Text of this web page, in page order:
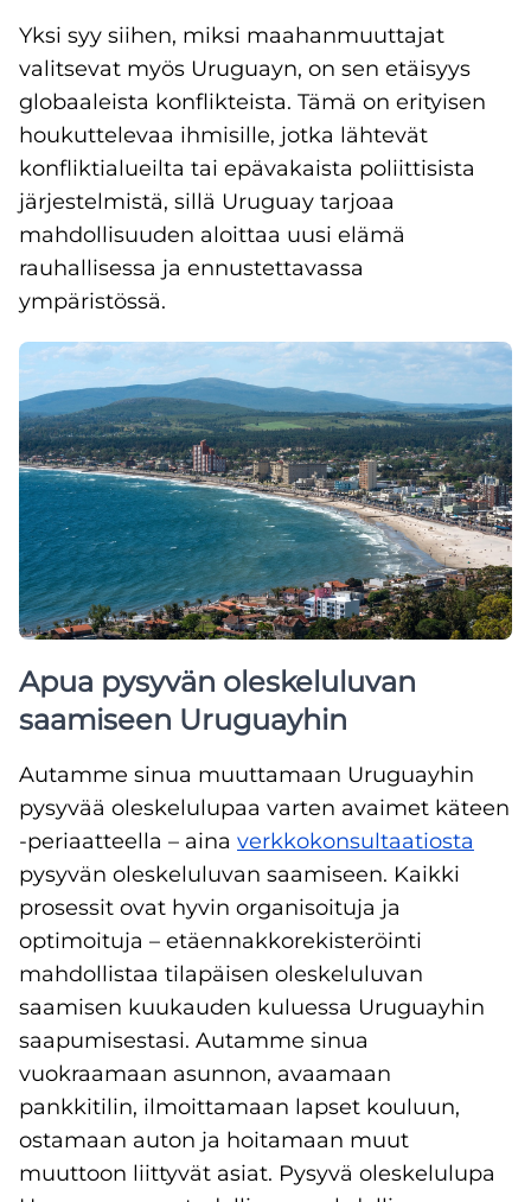
Yksi syy siihen, miksi maahanmuuttajat
valitsevat myös Uruguayn, on sen etäisyys
globaaleista konflikteista. Tämä on erityisen
houkuttelevaa ihmisille, jotka lähtevät
konfliktialueilta tai epävakaista poliittisista
järjestelmistä, sillä Uruguay tarjoaa
mahdollisuuden aloittaa uusi elämä
rauhallisessa ja ennustettavassa
ympäristössä.
Apua pysyvän oleskeluluvan
saamiseen Uruguayhin
Autamme sinua muuttamaan Uruguayhin
pysyvää oleskelulupaa varten avaimet käteen
-periaatteella – aina verkkokonsultaatiosta
pysyvän oleskeluluvan saamiseen. Kaikki
prosessit ovat hyvin organisoituja ja
optimoituja – etäennakkorekisteröinti
mahdollistaa tilapäisen oleskeluluvan
saamisen kuukauden kuluessa Uruguayhin
saapumisestasi. Autamme sinua
vuokraamaan asunnon, avaamaan
pankkitilin, ilmoittamaan lapset kouluun,
ostamaan auton ja hoitamaan muut
muuttoon liittyvät asiat. Pysyvä oleskelulupa